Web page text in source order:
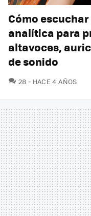
Cómo
analítica para
altavoces,
de sonido
28 COMENTARIOS
HACE 4 AÑOS